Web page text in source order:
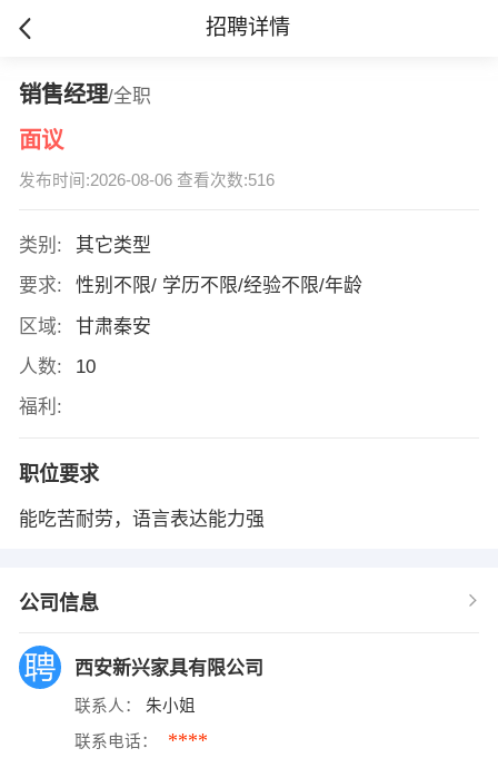
招聘详情
销售经理/全职
面议
发布时间:2026-08-06 查看次数:516
类别:
其它类型
要求:
性别不限/ 学历不限/经验不限/年龄
区域:
甘肃秦安
人数:
10
福利:
职位要求
能吃苦耐劳，语言表达能力强
公司信息
西安新兴家具有限公司
联系人： 朱小姐
联系电话： ****